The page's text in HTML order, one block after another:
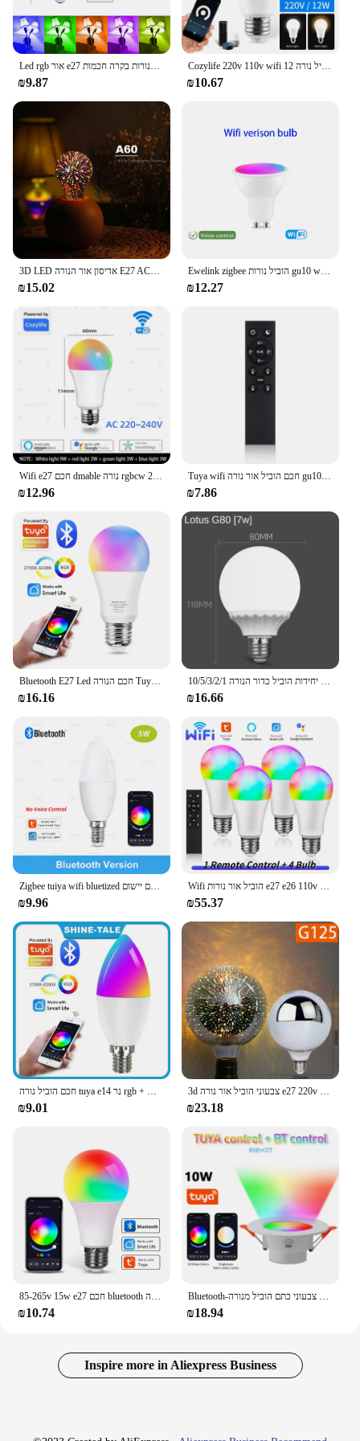
Led rgb אור e27 מנורות בקרה חכמות dmable 5w 12w 15w rgbw הוביל שינוי נורה צבעוני הוביל עיצוב הבית
₪9.87
Cozylife 220v 110v wifi חכם הוביל נורה 12w 15w 20w e27 קר & חם מקורה alexa Google הביתה יחד יישום תזמון דימינג
₪10.67
3D LED אדיסון אור הנורה E27 AC85-265V צבעוני בציר זיקוקין קישוט הנורה ST64 G80 G95 A60 חג המולד אמפולה LED מנורה
₪15.02
Ewelink zigbee הוביל נורות gu10 wifi חכם הוביל מנורה cw ww הוביל נורה עובד עם אלקסה גוגל יאנדקס
₪12.27
Wifi e27 חכם dmable נורה rgbcw צבעוני 220v הוביל יישום אור להתאים תמיכה dimmable alexa Google שליטה קול הביתה
₪12.96
Tuya wifi חכם הוביל אור נורה gu10 הוביל זרקור עם rf 2.4g שליטה מרחוק 220v 5w 7w 9w עובד עם alexa geogle בית
₪7.86
Bluetooth E27 Led חכם הנורה Tuya חכם RGB מנורת אמפולה Led אורות הנורה 15W 220V 110V ניתן לעמעום בית טיימר פונקצית צבע הנורה
₪16.16
10/5/3/2/1 יחידות הוביל כדור הנורה g80/g95 שקוף באופן מלא הנורה לבן e27 g80 עגול אור הוביל אורות אור הוביל אורות
₪16.66
Zigbee tuiya wifi bluetized הנורה חכם יישום dmable gu10 e27 e14 rgb cw נורות תאורה חכמה לעבוד עם alexa Google
₪9.96
Wifi הוביל אור נורות e27 e26 110v 220 tuya חיים חכם alexa Google עוזר Rgb מנורת אמפולות 10w rf 2.4g שליטה קבוצה מרחוק
₪55.37
חכם הוביל נורה tuya e14 נר rgb + w יישום שליטה bluetooth cellabra 220v v v dmmable חיים חכם dimmable מנורת בית נברשת
₪9.01
3d צבעוני הוביל אור נורה e27 220v vintage dison כוכב עץ חג המולד אור קישוט תאורה מקורה
₪23.18
85-265v 15w e27 חכם bluetooth הנורה tuya חכם יישום החיים Rgbcw צבעוני תזמון מוסיקה עקיפה סינכרון
₪10.74
Bluetooth-תואם במורד אור צבעוני כתם הוביל מנורה reped עגול אור חכם הביתה blaire rgb dmmable במורד אור 110v 220v
₪18.94
Inspire more in Aliexpress Business